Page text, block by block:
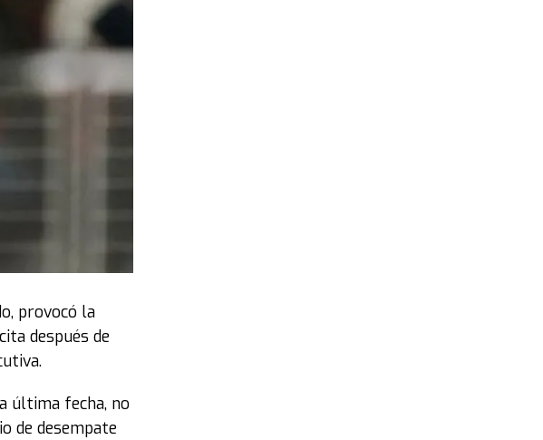
provocó la
después de
última fecha, no
de desempate